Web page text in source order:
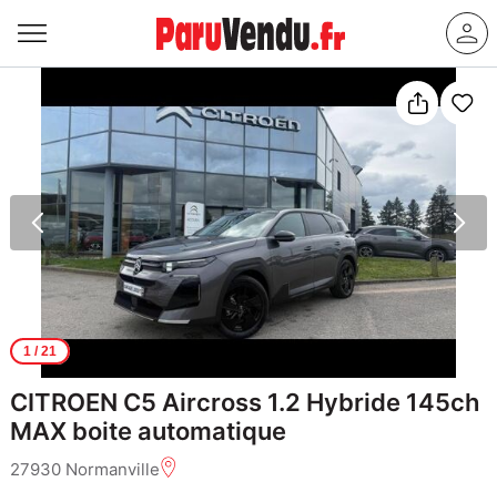
1/ 21
CITROEN C5 Aircross 1.2 Hybride 145ch
MAX boite automatique
27930 Normanville